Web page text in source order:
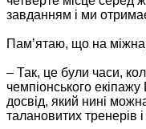
завданням і ми
Пам’ятаю, що на
– Так, це були часи,
чемпіонського
досвід, який нині
талановитих тренерів